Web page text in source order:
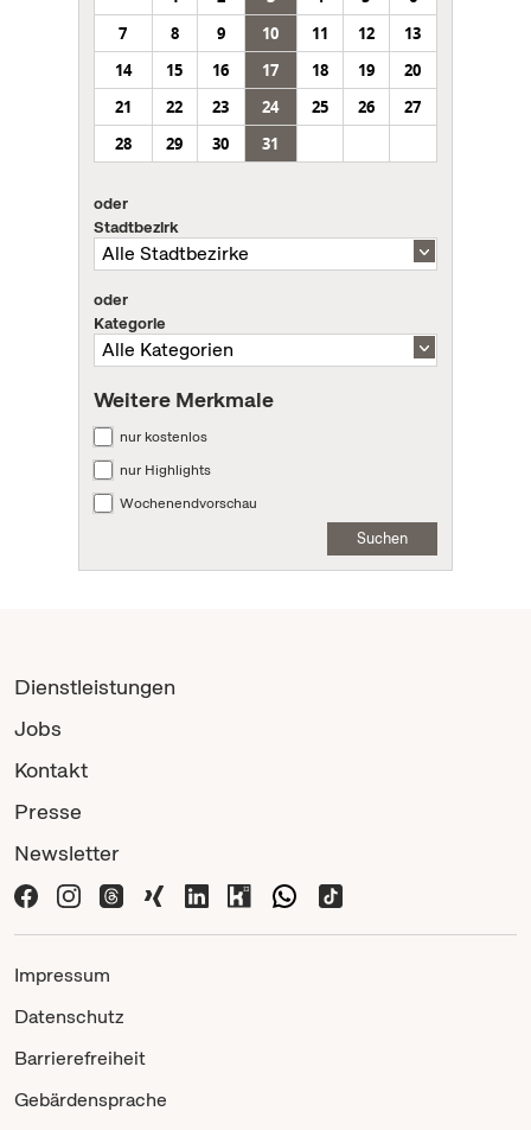
7
8 9 10 11 12
13
14
15 16 17 18 19
20
21
22 23 24 25 26
27
28
29 30 31
oder
Stadtbezirk
oder
Kategorie
Weitere Merkmale
nur kostenlos
nur Highlights
Wochenendvorschau
Suchen
Dienstleistungen
Jobs
Kontakt
Presse
Newsletter
Impressum
Datenschutz
Barrierefreiheit
Gebärdensprache